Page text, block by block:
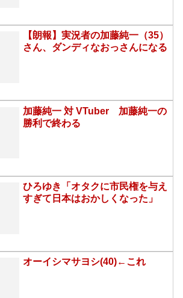
【朗報】実況者の加藤純一（35）
さん、ダンディなおっさんになる
加藤純一 対 VTuber 加藤純一の
勝利で終わる
ひろゆき「オタクに市民権を与え
すぎて日本はおかしくなった」
オーイシマサヨシ(40)←これ